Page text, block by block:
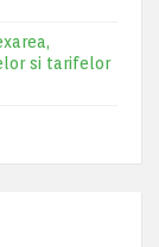
si tarifelor